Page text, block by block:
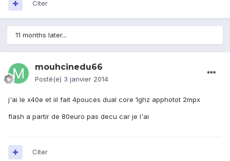
Citer
11 months later...
mouhcinedu66
Posté(e) 3 janvier 2014
j'ai le x40e et iil fait 4pouces dual core 1ghz apphotot 2mpx
flash a partir de 80euro pas decu car je l'ai
Citer